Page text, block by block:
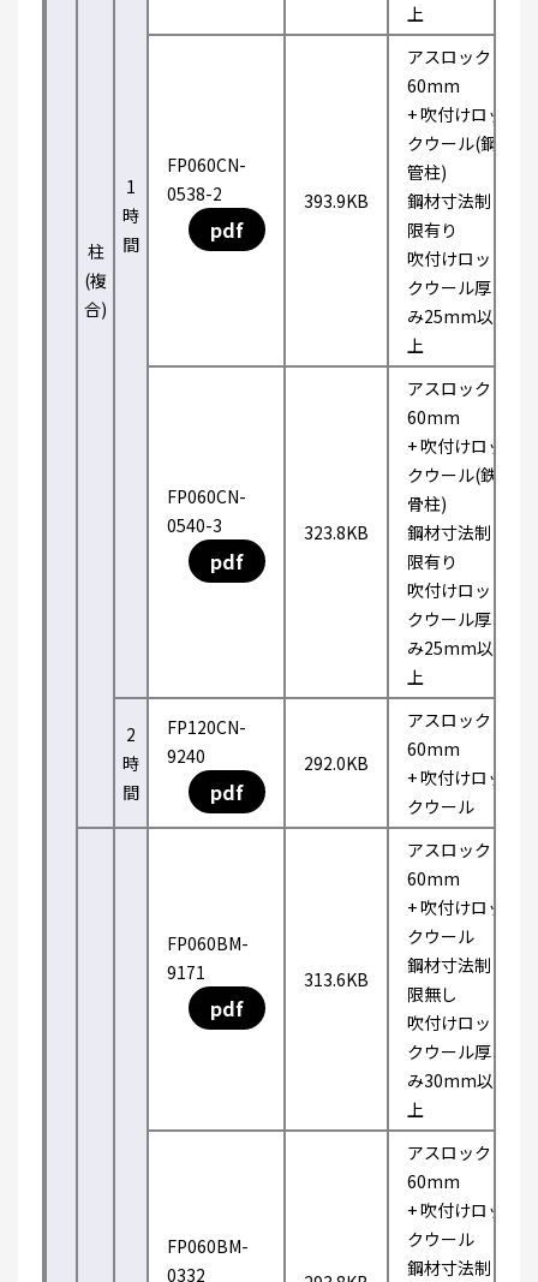
柱
(複
合)
1
時
間
上
FP060CN-
0538-2
pdf
393.9KB
アスロック
60mm
+ 吹付けロッ
クウール(鋼
管柱)
鋼材寸法制
限有り
吹付けロッ
クウール厚
み25mm以
上
FP060CN-
0540-3
pdf
323.8KB
アスロック
60mm
+ 吹付けロッ
クウール(鉄
骨柱)
鋼材寸法制
限有り
吹付けロッ
クウール厚
み25mm以
上
2
時
間
FP120CN-
9240
pdf
292.0KB
アスロック
60mm
+ 吹付けロッ
クウール
FP060BM-
9171
pdf
313.6KB
アスロック
60mm
+ 吹付けロッ
クウール
鋼材寸法制
限無し
吹付けロッ
クウール厚
み30mm以
上
FP060BM-
0332
アスロック
60mm
+ 吹付けロッ
クウール
鋼材寸法制